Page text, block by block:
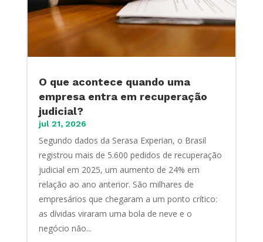
O que acontece quando uma
empresa entra em recuperação
judicial?
jul 21, 2026
Segundo dados da Serasa Experian, o Brasil
registrou mais de 5.600 pedidos de recuperação
judicial em 2025, um aumento de 24% em
relação ao ano anterior. São milhares de
empresários que chegaram a um ponto crítico:
as dívidas viraram uma bola de neve e o
negócio não...